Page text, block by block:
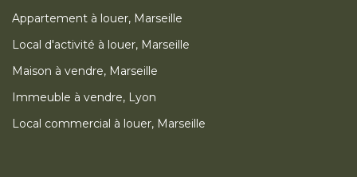
Appartement à louer, Marseille
Local d'activité à louer, Marseille
Maison à vendre, Marseille
Immeuble à vendre, Lyon
Local commercial à louer, Marseille